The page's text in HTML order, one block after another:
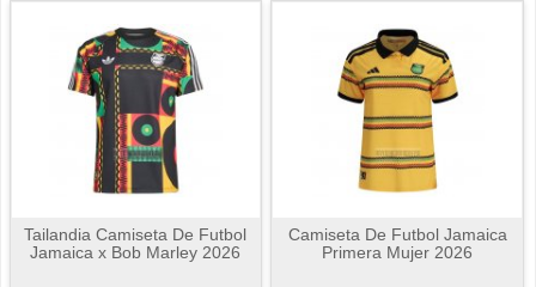
Tailandia Camiseta De Futbol
Jamaica x Bob Marley 2026
Camiseta De Futbol Jamaica
Primera Mujer 2026